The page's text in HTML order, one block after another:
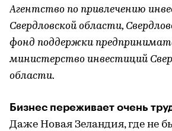
Агентство по привлечению
Свердловской области,
фонд поддержки
министерство инвестиций
области.
Бизнес переживает очень
Даже Новая Зеландия, где не